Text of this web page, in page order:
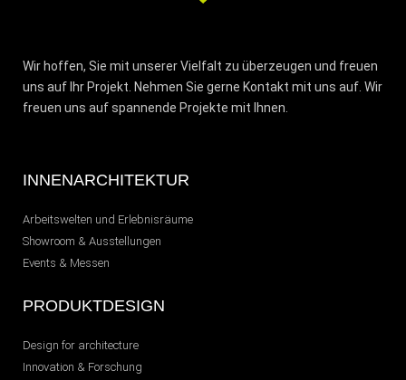
Wir hoffen, Sie mit unserer Vielfalt zu überzeugen und freuen
uns auf Ihr Projekt. Nehmen Sie gerne Kontakt mit uns auf. Wir
freuen uns auf spannende Projekte mit Ihnen.
INNENARCHITEKTUR
Arbeitswelten und Erlebnisräume
Showroom & Ausstellungen
Events & Messen
PRODUKTDESIGN
Design for architecture
Innovation & Forschung